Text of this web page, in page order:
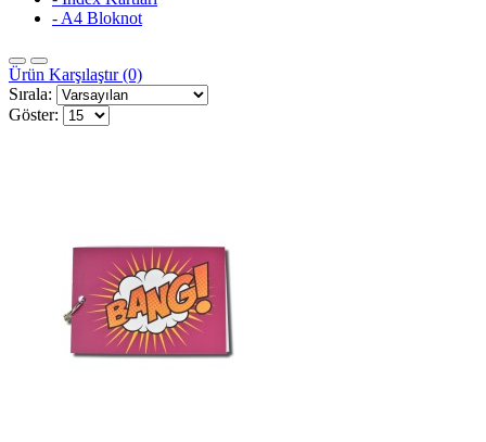
- A4 Bloknot
Ürün Karşılaştır (0)
Sırala:
Göster: